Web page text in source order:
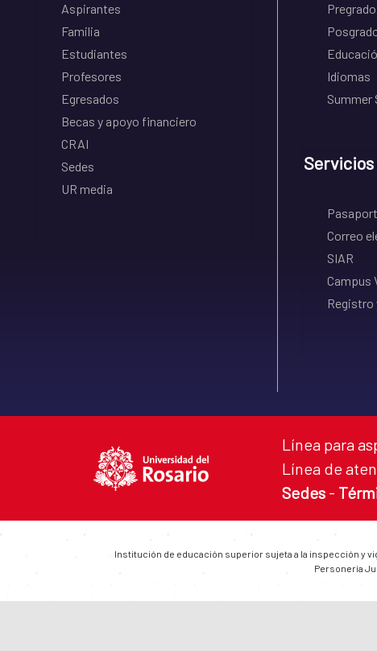
Aspirantes
Familia
Estudiantes
Profesores
Egresados
Becas y apoyo financiero
CRAI
Sedes
UR media
Pregrado
Idiomas
Summer
Correo
SIAR
Campus
Registro
Línea para
Línea de
Sedes -
Institución de educación superior sujeta a la inspección y
Personería